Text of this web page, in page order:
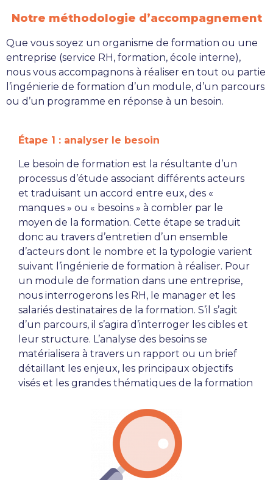
Notre méthodologie d’accompagnement
Que vous soyez un organisme de formation ou une
entreprise (service RH, formation, école interne),
nous vous accompagnons à réaliser en tout ou partie
l’ingénierie de formation d’un module, d’un parcours
ou d’un programme en réponse à un besoin.
Étape 1 : analyser le besoin
Le besoin de formation est la résultante d’un
processus d’étude associant différents acteurs
et traduisant un accord entre eux, des «
manques » ou « besoins » à combler par le
moyen de la formation. Cette étape se traduit
donc au travers d’entretien d’un ensemble
d’acteurs dont le nombre et la typologie varient
suivant l’ingénierie de formation à réaliser. Pour
un module de formation dans une entreprise,
nous interrogerons les RH, le manager et les
salariés destinataires de la formation. S’il s’agit
d’un parcours, il s’agira d’interroger les cibles et
leur structure. L’analyse des besoins se
matérialisera à travers un rapport ou un brief
détaillant les enjeux, les principaux objectifs
visés et les grandes thématiques de la formation